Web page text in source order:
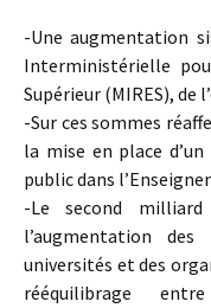
-Une augmentation
Interministérielle
Supérieur (MIRES), de
-Sur ces sommes
la mise en place
public dans
-Le second
l’augmentation
universités et des
rééquilibrage